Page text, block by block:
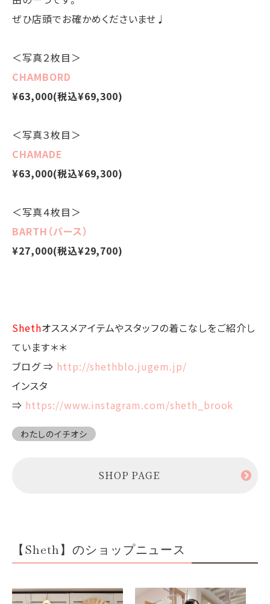
ぜひ店頭でお確かめくださいませ♩
＜写真２枚目＞
CHAMBORD
¥63,000(税込¥69,300)
＜写真３枚目＞
CHAMADE
¥63,000(税込¥69,300)
＜写真４枚目＞
BARTH（バース）
¥27,000(税込¥29,700)
Shethオススメアイテムやスタッフの着こなしをご紹介し
ています＊＊
ブログ ⇒ http://shethblo.jugem.jp/
インスタ
⇒ https://www.instagram.com/sheth_brook
わたしのイチオシ
SHOP PAGE
【Sheth】のショップニュース